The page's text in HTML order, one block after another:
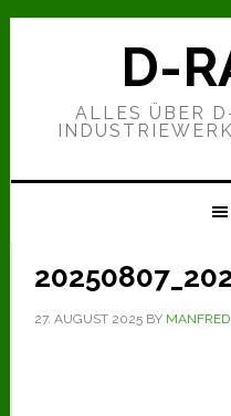
Zur
Hauptnavigation
Zum
Zur
D-
ALLES ÜBER
27. AUGUST 2025BY MANFRED